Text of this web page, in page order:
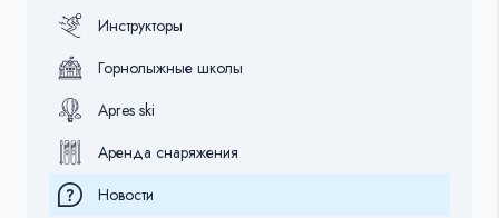
Инструкторы
Горнолыжные школы
Apres ski
Аренда снаряжения
Новости